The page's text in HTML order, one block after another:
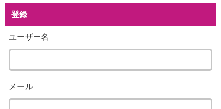
登録
ユーザー名
メール